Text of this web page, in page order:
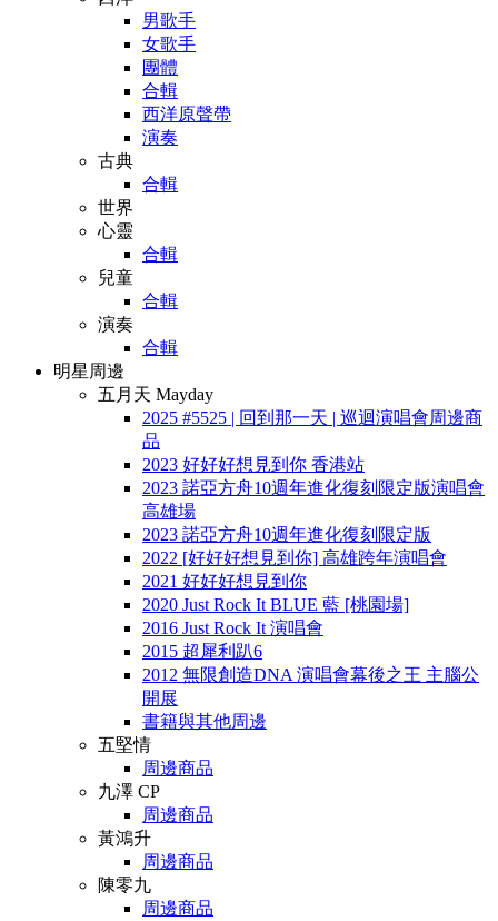
男歌手
女歌手
團體
合輯
西洋原聲帶
演奏
古典
合輯
世界
心靈
合輯
兒童
合輯
演奏
合輯
明星周邊
五月天 Mayday
2025 #5525 | 回到那一天 | 巡迴演唱會周邊商
品
2023 好好好想見到你 香港站
2023 諾亞方舟10週年進化復刻限定版演唱會
高雄場
2023 諾亞方舟10週年進化復刻限定版
2022 [好好好想見到你] 高雄跨年演唱會
2021 好好好想見到你
2020 Just Rock It BLUE 藍 [桃園場]
2016 Just Rock It 演唱會
2015 超犀利趴6
2012 無限創造DNA 演唱會幕後之王 主腦公
開展
書籍與其他周邊
五堅情
周邊商品
九澤 CP
周邊商品
黃鴻升
周邊商品
陳零九
周邊商品